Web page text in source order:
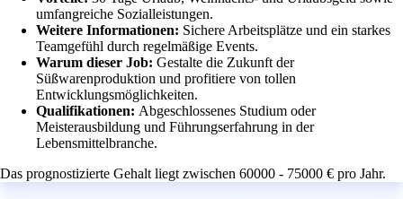
umfangreiche Sozialleistungen.
Weitere Informationen: Sichere Arbeitsplätze und ein starkes
Teamgefühl durch regelmäßige Events.
Warum dieser Job: Gestalte die Zukunft der
Süßwarenproduktion und profitiere von tollen
Entwicklungsmöglichkeiten.
Qualifikationen: Abgeschlossenes Studium oder
Meisterausbildung und Führungserfahrung in der
Lebensmittelbranche.
Das prognostizierte Gehalt liegt zwischen 60000 - 75000 € pro Jahr.